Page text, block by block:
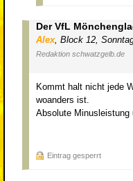
Der VfL
Alex, Block 12,
Redaktion schwatzgelb.de
Kommt halt nicht jede
woanders ist.
Absolute Minusleistung
Eintrag gesperrt